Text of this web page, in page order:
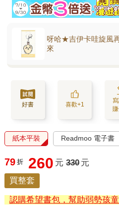
呀哈★吉伊卡哇旋風
來
好書 喜歡+1
紙本平裝 Readmoo 電子書
79 折 260 元 330 元
買整套
認購希望書包，幫助弱勢孩